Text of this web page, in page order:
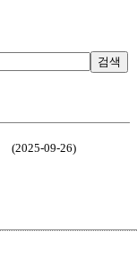
검색
(2025-09-26)